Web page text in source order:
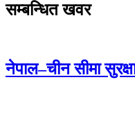
सम्बन्धित खवर
नेपाल–चीन सीमा